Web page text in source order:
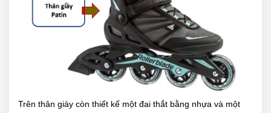
Trên thân giày còn thiết kế một đai thắt bằng nhựa và một